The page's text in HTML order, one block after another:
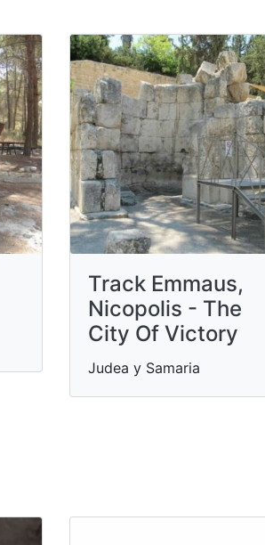
Track Emmaus,
Nicopolis - The
City Of Victory
Judea y Samaria